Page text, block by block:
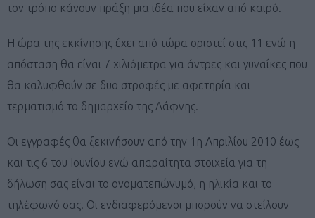
τον τρόπο κάνουν πράξη μια ιδέα που είχαν από καιρό.
Η ώρα της εκκίνησης έχει από τώρα οριστεί στις 11 ενώ η
απόσταση θα είναι 7 χιλιόμετρα για άντρες και γυναίκες που
θα καλυφθούν σε δυο στροφές με αφετηρία και
τερματισμό το δημαρχείο της Δάφνης.
Οι εγγραφές θα ξεκινήσουν από την 1η Απριλίου 2010 έως
και τις 6 του Ιουνίου ενώ απαραίτητα στοιχεία για τη
δήλωση σας είναι το ονοματεπώνυμό, η ηλικία και το
τηλέφωνό σας. Οι ενδιαφερόμενοι μπορούν να στείλουν